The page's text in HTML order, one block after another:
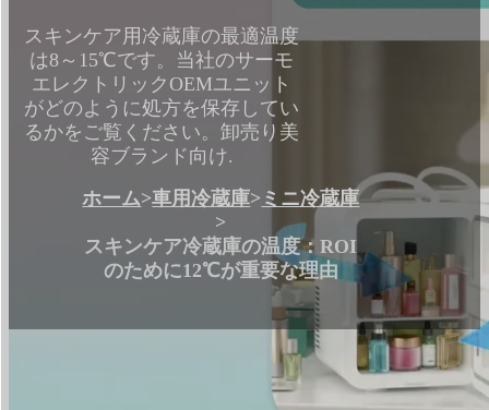
スキンケア用冷蔵庫の最適温度
は8～15℃です。当社のサーモ
エレクトリックOEMユニット
がどのように処方を保存してい
るかをご覧ください。卸売り美
容ブランド向け.
ホーム>車用冷蔵庫> ミニ冷蔵庫
>
スキンケア冷蔵庫の温度：ROI
のために12℃が重要な理由